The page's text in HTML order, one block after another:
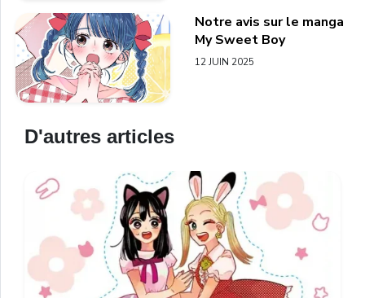
Notre avis sur le manga
My Sweet Boy
12 JUIN 2025
D'autres articles